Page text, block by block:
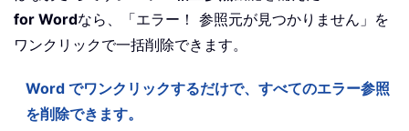
for Wordなら、「エラー！ 参照元が見つかりません」を
ワンクリックで一括削除できます。
Word でワンクリックするだけで、すべてのエラー参照
を削除できます。